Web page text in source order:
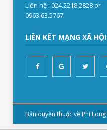
Liên hệ: 024.2218.2828 or
0963.63.5767
LIÊN KẾT MẠNG XÃ HỘI
Bản quyền thuộc về Phi Long